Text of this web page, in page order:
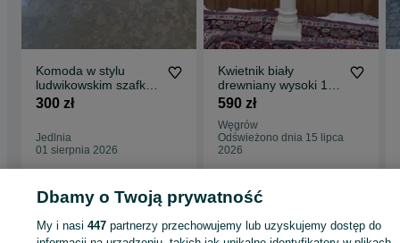
Komoda w stylu
ludwikowskim szafka
stylowa komoda
300 zł
Jedlnia
01 sierpnia 2026
Kwietnik biały
drewniany wysoki 142
cm #2436 Stylowy
590 zł
Węgrów
Odświeżono dnia 15 lipca
2026
Strona główna Antyki i Kolekcje Antyki Stare meble Witryny
Witryny -
Dbamy o Twoją prywatność
My i nasi447 partnerzy przechowujemy lub uzyskujemy dostęp do